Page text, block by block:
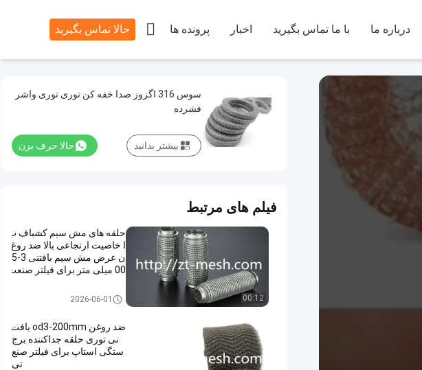
درباره ما با ما تماس بگیرید اخبار پرونده ها حالا تماس بگیرید 
سوس 316 اگزوز صدا خفه کن توری توری واشر
فشرده
حالا حرف بزن بیشتر بدانید
فیلم های مرتبط
00:12
حلقه های مش سیم کشباف ب
ا خاصیت ارتجاعی بالا ضد روغ
ن عرض مش سیم بافتنی 3-5
00 میلی متر برای فیلتر صنعت
واشر توری بافتنی2026-06-01
ضد روغن od3-200mm بافت
نی توری حلقه جداکننده برج
ستگی استاپ برای فیلتر صنع
تی